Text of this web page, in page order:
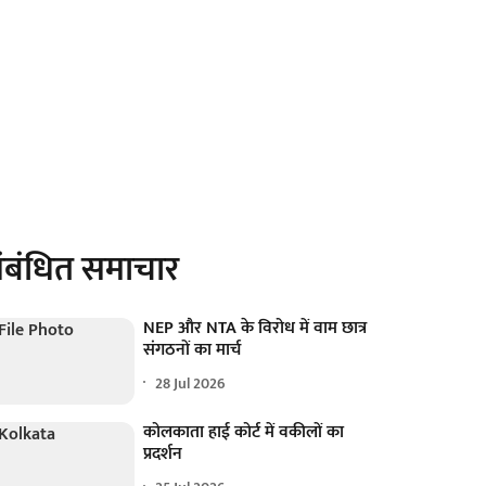
समाचार
NEP और NTA के विरोध में वाम छात्र
संगठनों का मार्च
28 Jul 2026
कोलकाता हाई कोर्ट में वकीलों का
प्रदर्शन